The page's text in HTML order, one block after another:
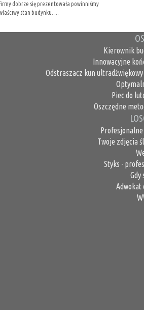
dobrze się prezentowała powinniśmy
stan budynku. ...
Kierownik
Innowacyjne
Odstraszacz kun
Piec do
Oszczędne
Twoje zdjęcia
Styks -
Gdy
Adwokat